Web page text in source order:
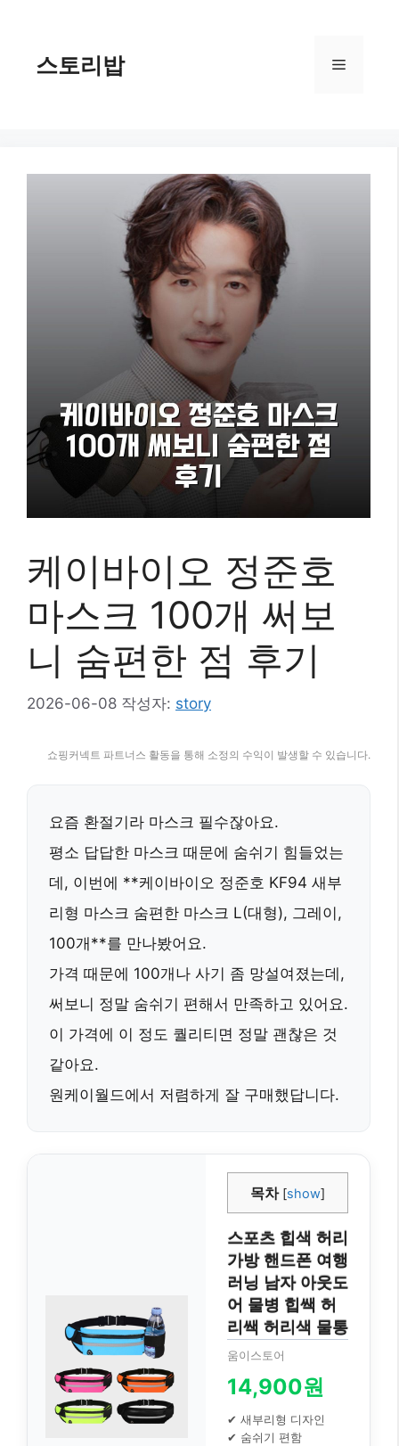
스토리밥 메
케이바이오 정준호
마스크 100개 써보
니 숨편한 점 후기
2026-06-08 작성자: story
쇼핑커넥트 파트너스 활동을 통해 소정의 수익이 발생할 수 있습니다.
요즘 환절기라 마스크 필수잖아요.
평소 답답한 마스크 때문에 숨쉬기 힘들었는
데, 이번에 **케이바이오 정준호 KF94 새부
리형 마스크 숨편한 마스크 L(대형), 그레이,
100개**를 만나봤어요.
가격 때문에 100개나 사기 좀 망설여졌는데,
써보니 정말 숨쉬기 편해서 만족하고 있어요.
이 가격에 이 정도 퀄리티면 정말 괜찮은 것
같아요.
원케이월드에서 저렴하게 잘 구매했답니다.
목차 [show]
스포츠 힙색 허리
가방 핸드폰 여행
러닝 남자 아웃도
어 물병 힙쌕 허
리쌕 허리색 물통
움이스토어
14,900원
✔ 새부리형 디자인
✔ 숨쉬기 편함